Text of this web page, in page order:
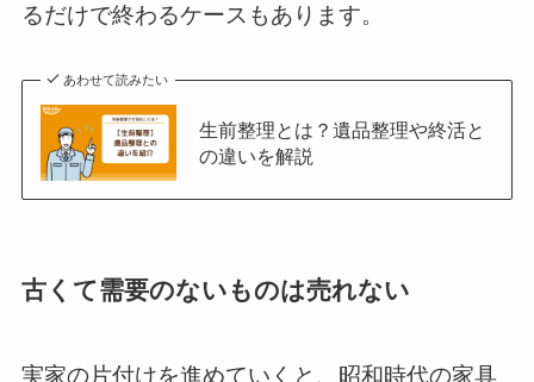
るだけで終わるケースもあります。
あわせて読みたい
生前整理とは？遺品整理や終活と
の違いを解説
古くて需要のないものは売れない
実家の片付けを進めていくと、昭和時代の家具